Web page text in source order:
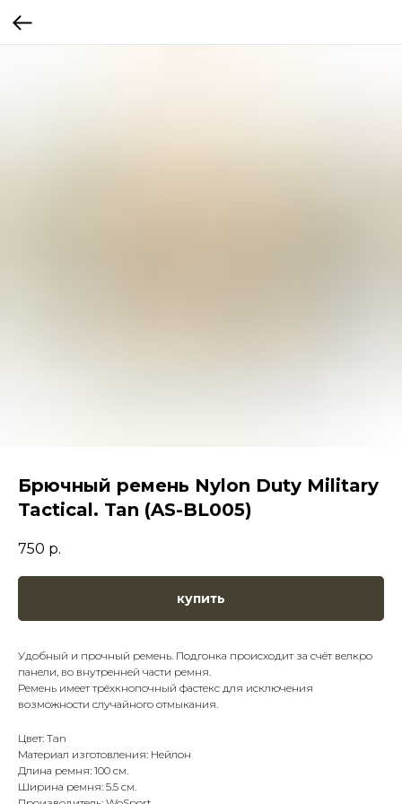
Брючный ремень Nylon Duty Military
Tactical. Tan (AS-BL005)
750 р.
купить
Удобный и прочный ремень. Подгонка происходит за счёт велкро
панели, во внутренней части ремня.
Ремень имеет трёхкнопочный фастекс для исключения
возможности случайного отмыкания.
Цвет: Tan
Материал изготовления: Нейлон
Длина ремня: 100 см.
Ширина ремня: 5.5 см.